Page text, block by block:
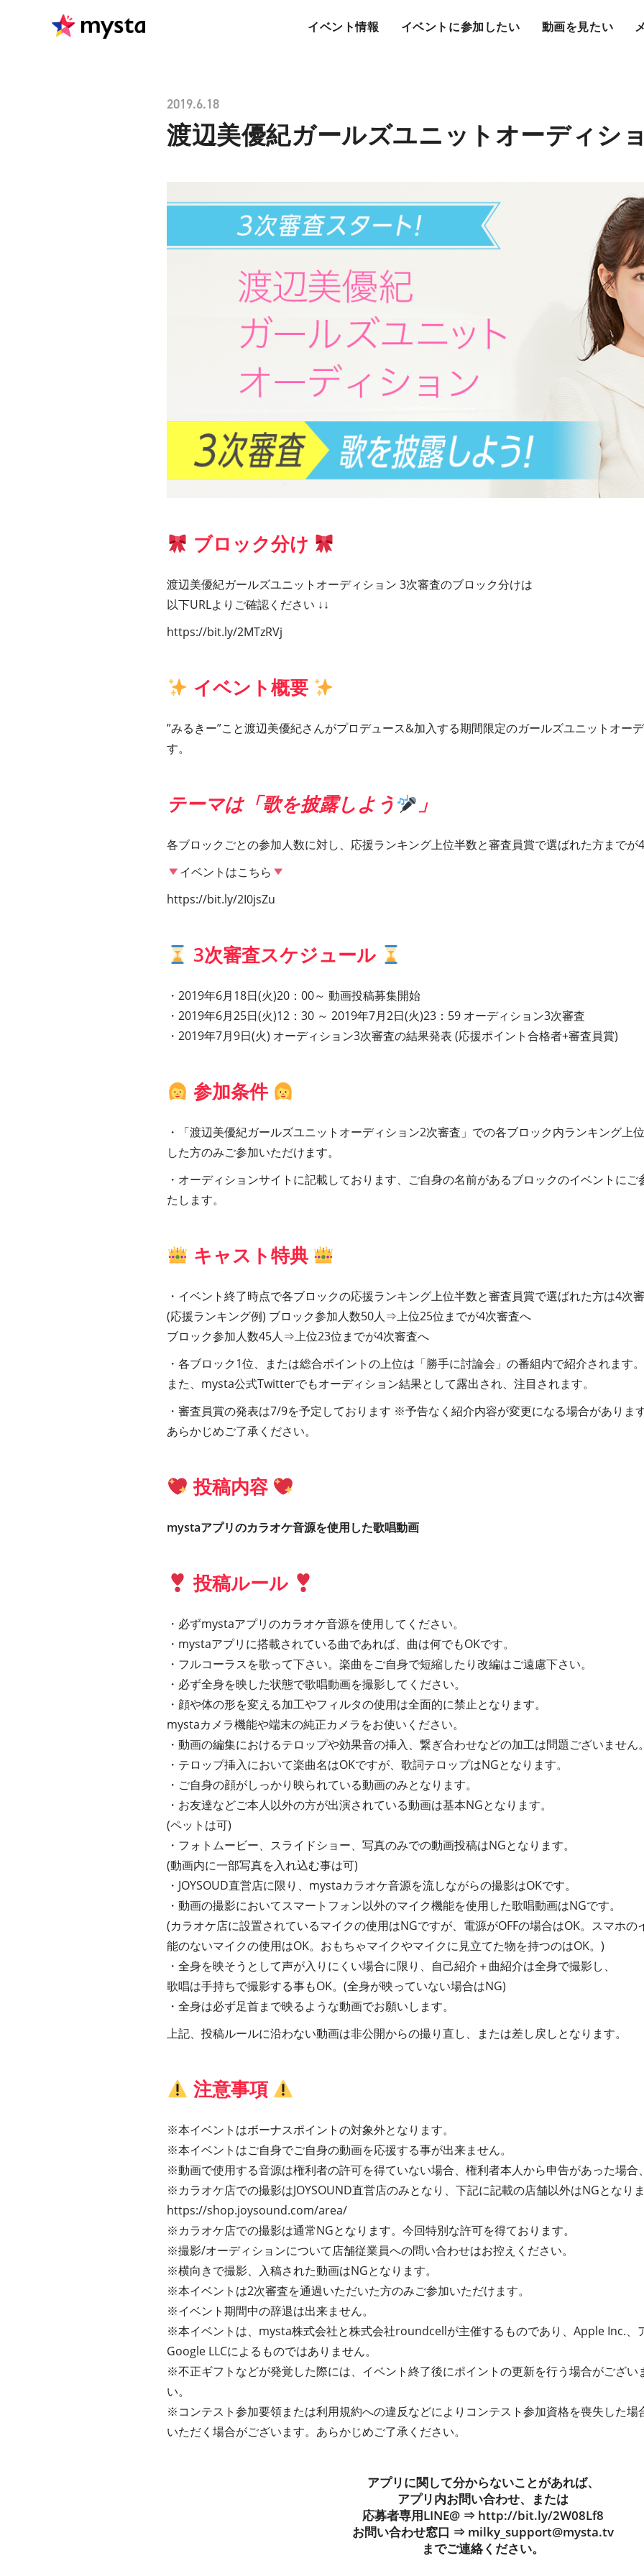
イベント情報 イベントに参加したい 動画を見たい
2019.6.18
渡辺美優紀ガールズユニットオーディシ
ブロック分け
渡辺美優紀ガールズユニットオーディション 3次審査のブロック分けは
以下URLよりご確認ください ↓↓
https://bit.ly/2MTzRVj
イベント概要
”みるきー”こと渡辺美優紀さんがプロデュース&加入する期間限定のガールズユニットオー
す。
テーマは「歌を披露しよう 」
各ブロックごとの参加人数に対し、応援ランキング上位半数と審査員賞で選ばれた方までが
イベントはこちら
https://bit.ly/2I0jsZu
3次審査スケジュール
・2019年6月18日(火)20：00～ 動画投稿募集開始
・2019年6月25日(火)12：30 ～ 2019年7月2日(火)23：59 オーディション3次審査
・2019年7月9日(火) オーディション3次審査の結果発表 (応援ポイント合格者+審査員賞)
参加条件
・「渡辺美優紀ガールズユニットオーディション2次審査」での各ブロック内ランキング上
した方のみご参加いただけます。
・オーディションサイトに記載しております、ご自身の名前があるブロックのイベントに
たします。
キャスト特典
・イベント終了時点で各ブロックの応援ランキング上位半数と審査員賞で選ばれた方は4次審
(応援ランキング例) ブロック参加人数50人⇒上位25位までが4次審査へ
ブロック参加人数45人⇒上位23位までが4次審査へ
・各ブロック1位、または総合ポイントの上位は「勝手に討論会」の番組内で紹介されます。
また、mysta公式Twitterでもオーディション結果として露出され、注目されます。
・審査員賞の発表は7/9を予定しております ※予告なく紹介内容が変更になる場合があります
あらかじめご了承ください。
投稿内容
mystaアプリのカラオケ音源を使用した歌唱動画
投稿ルール
・必ずmystaアプリのカラオケ音源を使用してください。
・mystaアプリに搭載されている曲であれば、曲は何でもOKです。
・フルコーラスを歌って下さい。楽曲をご自身で短縮したり改編はご遠慮下さい。
・必ず全身を映した状態で歌唱動画を撮影してください。
・顔や体の形を変える加工やフィルタの使用は全面的に禁止となります。
mystaカメラ機能や端末の純正カメラをお使いください。
・動画の編集におけるテロップや効果音の挿入、繋ぎ合わせなどの加工は問題ございません。
・テロップ挿入において楽曲名はOKですが、歌詞テロップはNGとなります。
・ご自身の顔がしっかり映られている動画のみとなります。
・お友達などご本人以外の方が出演されている動画は基本NGとなります。
(ペットは可)
・フォトムービー、スライドショー、写真のみでの動画投稿はNGとなります。
(動画内に一部写真を入れ込む事は可)
・JOYSOUD直営店に限り、mystaカラオケ音源を流しながらの撮影はOKです。
・動画の撮影においてスマートフォン以外のマイク機能を使用した歌唱動画はNGです。
(カラオケ店に設置されているマイクの使用はNGですが、電源がOFFの場合はOK。スマホ
能のないマイクの使用はOK。おもちゃマイクやマイクに見立てた物を持つのはOK。)
・全身を映そうとして声が入りにくい場合に限り、自己紹介＋曲紹介は全身で撮影し、
歌唱は手持ちで撮影する事もOK。(全身が映っていない場合はNG)
・全身は必ず足首まで映るような動画でお願いします。
上記、投稿ルールに沿わない動画は非公開からの撮り直し、または差し戻しとなります。
注意事項
※本イベントはボーナスポイントの対象外となります。
※本イベントはご自身でご自身の動画を応援する事が出来ません。
※動画で使用する音源は権利者の許可を得ていない場合、権利者本人から申告があった場合
※カラオケ店での撮影はJOYSOUND直営店のみとなり、下記に記載の店舗以外はNGとなりま
https://shop.joysound.com/area/
※カラオケ店での撮影は通常NGとなります。今回特別な許可を得ております。
※撮影/オーディションについて店舗従業員への問い合わせはお控えください。
※横向きで撮影、入稿された動画はNGとなります。
※本イベントは2次審査を通過いただいた方のみご参加いただけます。
※イベント期間中の辞退は出来ません。
※本イベントは、mysta株式会社と株式会社roundcellが主催するものであり、Apple Inc.、
Google LLCによるものではありません。
※不正ギフトなどが発覚した際には、イベント終了後にポイントの更新を行う場合がござい
い。
※コンテスト参加要領または利用規約への違反などによりコンテスト参加資格を喪失した場
いただく場合がございます。あらかじめご了承ください。
アプリに関して分からないことがあれば、
アプリ内お問い合わせ、または
応募者専用LINE@ ⇒ http://bit.ly/2W08Lf8
お問い合わせ窓口 ⇒ milky_support@mysta.tv
までご連絡ください。